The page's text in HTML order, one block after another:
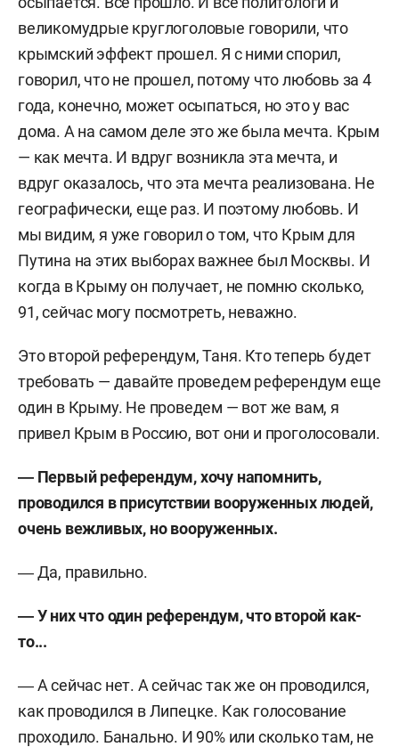
великомудрые круглоголовые говорили, что
крымский эффект прошел. Я с ними спорил,
говорил, что не прошел, потому что любовь за 4
года, конечно, может осыпаться, но это у вас
дома. А на самом деле это же была мечта. Крым
— как мечта. И вдруг возникла эта мечта, и
вдруг оказалось, что эта мечта реализована. Не
географически, еще раз. И поэтому любовь. И
мы видим, я уже говорил о том, что Крым для
Путина на этих выборах важнее был Москвы. И
когда в Крыму он получает, не помню сколько,
91, сейчас могу посмотреть, неважно.
Это второй референдум, Таня. Кто теперь будет
требовать — давайте проведем референдум еще
один в Крыму. Не проведем — вот же вам, я
привел Крым в Россию, вот они и проголосовали.
― Первый референдум, хочу напомнить,
проводился в присутствии вооруженных людей,
очень вежливых, но вооруженных.
― Да, правильно.
― У них что один референдум, что второй как-
то...
― А сейчас нет. А сейчас так же он проводился,
как проводился в Липецке. Как голосование
проходило. Банально. И 90% или сколько там, не